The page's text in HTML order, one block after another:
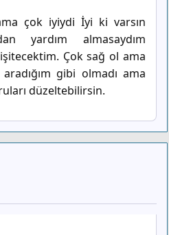
çok iyiydi İyi ki varsın
yardım almasaydım
Çok sağ ol ama
gibi olmadı ama
düzeltebilirsin.